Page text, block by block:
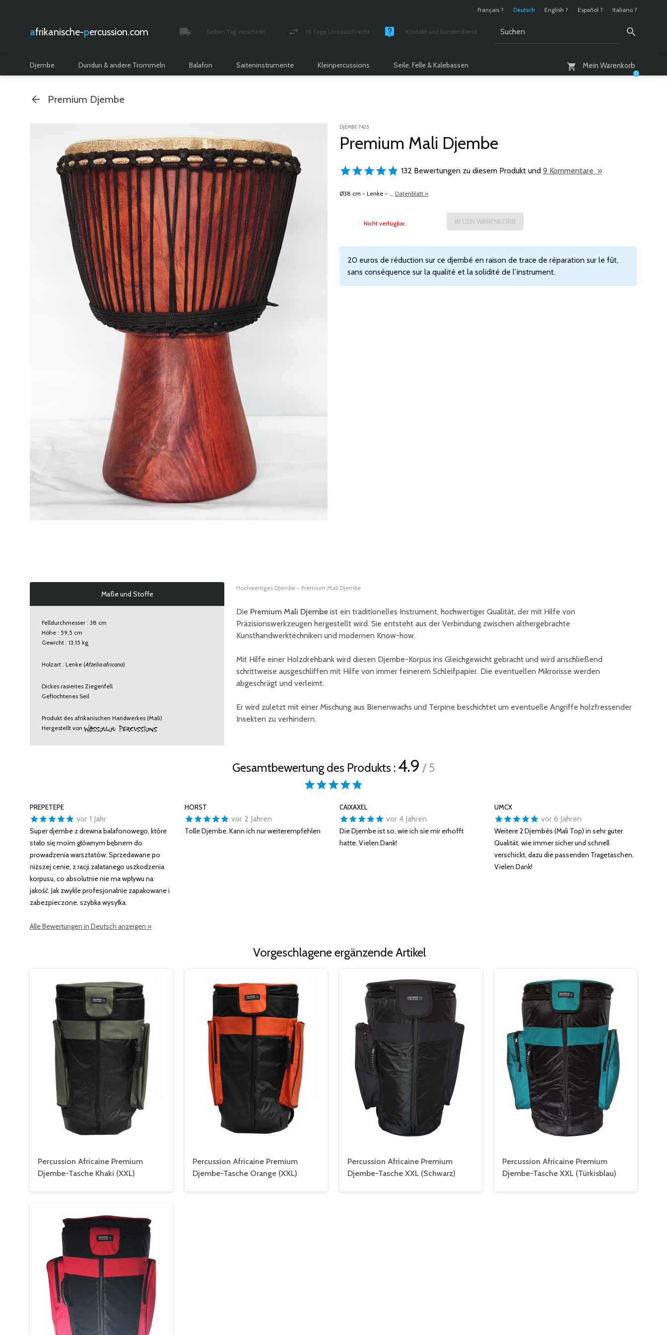
Français ? Deutsch English ? Español ? Italiano ?
afrikanische- percussion.com Selben Tag verschickt 15 Tage Umtauschrecht Kontakt und Kundendienst
Mein Warenkorb
0
Djembe Dundun & andere Trommeln Balafon Saiteninstrumente Kleinpercussions Seile, Felle & Kalebassen
Premium Djembe
DJEMBE 7425
Premium Mali Djembe
132 Bewertungen zu diesem Produkt und 9 Kommentare »
Ø38 cm - Lenke - ... Datenblatt »
Nicht verfügbar.
20 euros de réduction sur ce djembé en raison de trace de réparation sur le fût,
sans conséquence sur la qualité et la solidité de l’instrument.
Maße und Stoffe
Felldurchmesser : 38 cm
Höhe : 59,5 cm
Gewicht : 13,15 kg
Holzart : Lenke (Afzelia africana)
Dickes rasiertes Ziegenfell
Geflochtenes Seil
Produkt des afrikanischen Handwerkes (Mali)
Hergestellt von
Hochwertiges Djembe - Premium Mali Djembe
Die Premium Mali Djembe ist ein traditionelles Instrument, hochwertiger Qualität, der mit Hilfe von
Präzisionswerkzeugen hergestellt wird. Sie entsteht aus der Verbindung zwischen althergebrachte
Kunsthandwerktechniken und modernen Know-how.
Mit Hilfe einer Holzdrehbank wird diesen Djembe-Korpus ins Gleichgewicht gebracht und wird anschließend
schrittweise ausgeschliffen mit Hilfe von immer feinerem Schleifpapier. Die eventuellen Mikrorisse werden
abgeschrägt und verleimt.
Er wird zuletzt mit einer Mischung aus Bienenwachs und Terpine beschichtet um eventuelle Angriffe holzfressender
Insekten zu verhindern.
Gesamtbewertung des Produkts :4.9 / 5
PREPETEPE
vor 1 Jahr
Super djembe z drewna balafonowego, które
stało się moim głównym bębnem do
prowadzenia warsztatów. Sprzedawane po
niższej cenie, z racji załatanego uszkodzenia
korpusu, co absolutnie nie ma wpływu na
jakość. Jak zwykle profesjonalnie zapakowane i
zabezpieczone, szybka wysyłka.
HORST
vor 2 Jahren
Tolle Djembe. Kann ich nur weiterempfehlen
CAIXAXEL
vor 4 Jahren
Die Djembe ist so, wie ich sie mir erhofft
hatte. Vielen Dank!
UMCX
vor 6 Jahren
Weitere 2 Djembés (Mali Top) in sehr guter
Qualität, wie immer sicher und schnell
verschickt, dazu die passenden Tragetaschen.
Vielen Dank!
Alle Bewertungen in Deutsch anzeigen »
Vorgeschlagene ergänzende Artikel
Percussion Africaine Premium
Djembe-Tasche Khaki (XXL)
Percussion Africaine Premium
Djembe-Tasche Orange (XXL)
Percussion Africaine Premium
Djembe-Tasche XXL (Schwarz)
Percussion Africaine Premium
Djembe-Tasche XXL (Türkisblau)